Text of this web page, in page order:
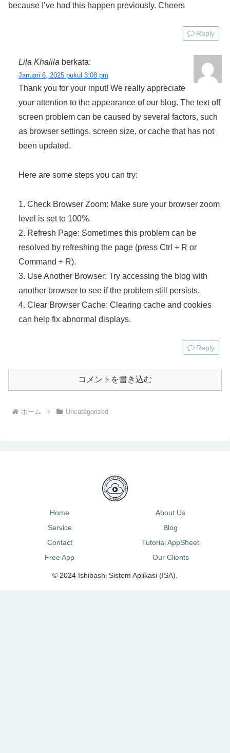
because I’ve had this happen previously. Cheers
Reply
Lila Khalila berkata:
Januari 6, 2025 pukul 3:08 pm
Thank you for your input! We really appreciate
your attention to the appearance of our blog. The text off
screen problem can be caused by several factors, such
as browser settings, screen size, or cache that has not
been updated.
Here are some steps you can try:
1. Check Browser Zoom: Make sure your browser zoom
level is set to 100%.
2. Refresh Page: Sometimes this problem can be
resolved by refreshing the page (press Ctrl + R or
Command + R).
3. Use Another Browser: Try accessing the blog with
another browser to see if the problem still persists.
4. Clear Browser Cache: Clearing cache and cookies
can help fix abnormal displays.
Reply
コメントを書き込む
ホーム Uncategorized
Home
About Us
Service
Blog
Contact
Tutorial AppSheet
Free App
Our Clients
© 2024 Ishibashi Sistem Aplikasi (ISA).